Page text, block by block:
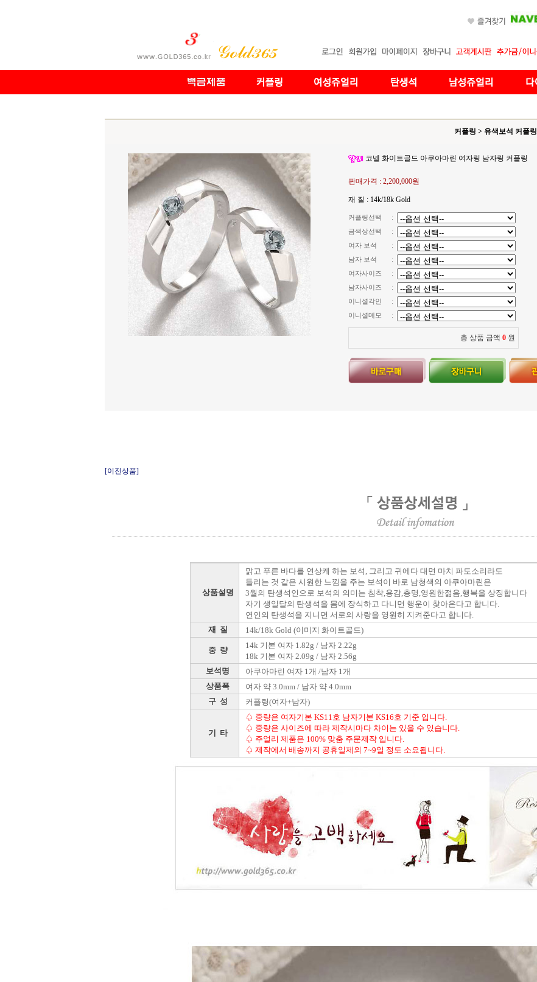
커플링 > 유색보석 커플링
코넬 화이트골드 아쿠아마린 여자링 남자링 커플링
판매가격 : 2,200,000원
재 질 : 14k/18k Gold
커플링선택
:
금색상선택
:
여자 보석
:
남자 보석
:
여자사이즈
:
남자사이즈
:
이니셜각인
:
이니셜메모
:
총 상품 금액 0 원
[이전상품]
상품설명
맑고 푸른 바다를 연상케 하는 보석, 그리고 귀에다 대면 마치 파도소리라도
들리는 것 같은 시원한 느낌을 주는 보석이 바로 남청색의 아쿠아마린은
3월의 탄생석인으로 보석의 의미는 침착,용감,총명,영원한젊음,행복을 상징합니다
자기 생일달의 탄생석을 몸에 장식하고 다니면 행운이 찾아온다고 합니다.
연인의 탄생석을 지니면 서로의 사랑을 영원히 지켜준다고 합니다.
재 질
14k/18k Gold (이미지 화이트골드)
중 량
14k 기본 여자 1.82g / 남자 2.22g
18k 기본 여자 2.09g / 남자 2.56g
보석명
아쿠아마린 여자 1개 /남자 1개
상품폭
여자 약 3.0mm / 남자 약 4.0mm
구 성
커플링(여자+남자)
기 타
♤ 중량은 여자기본 KS11호 남자기본 KS16호 기준 입니다.
♤ 중량은 사이즈에 따라 제작시마다 차이는 있을 수 있습니다.
♤ 주얼리 제품은 100% 맞춤 주문제작 입니다.
♤ 제작에서 배송까지 공휴일제외 7~9일 정도 소요됩니다.